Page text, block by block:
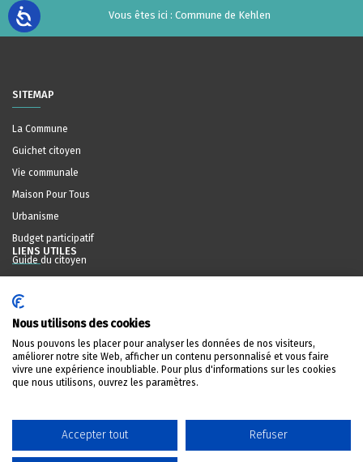
LU-ALERT VIGILANCE JAUNE
MAMAN
VOIR LES ALERTES
Vous êtes ici : Commune de Kehlen
SITEMAP
La Commune
Guichet citoyen
Vie communale
Maison Pour Tous
Urbanisme
Budget participatif
Guide du citoyen
LIENS UTILES
Médiathèque
Agenda
Index communal
Contact
Déclaration sur l'accessibilité
Nous utilisons des cookies
Nous pouvons les placer pour analyser les données de nos visiteurs,
améliorer notre site Web, afficher un contenu personnalisé et vous faire
vivre une expérience inoubliable. Pour plus d'informations sur les cookies
que nous utilisons, ouvrez les paramètres.
Accepter tout Refuser